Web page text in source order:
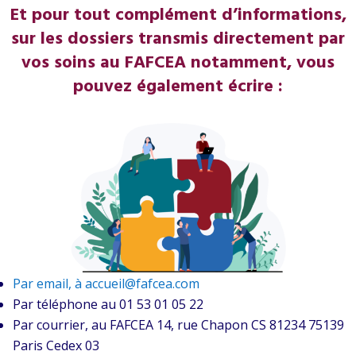
Et pour tout complément d’informations,
sur les dossiers transmis directement par
vos soins au FAFCEA notamment, vous
pouvez également écrire :
Par email, à accueil@fafcea.com
Par téléphone au 01 53 01 05 22
Par courrier, au FAFCEA 14, rue Chapon CS 81234 75139
Paris Cedex 03